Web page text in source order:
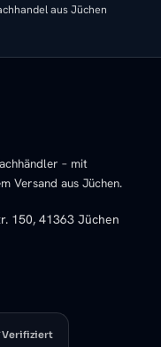
aus Jüchen
– mit
Versand aus Jüchen.
150, 41363 Jüchen
Verifiziert